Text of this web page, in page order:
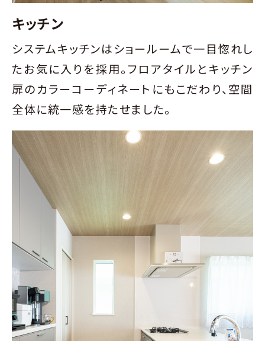
キッチン
システムキッチンはショールームで一目惚れし
たお気に入りを採用。フロアタイルとキッチン
扉のカラーコーディネートにもこだわり、空間
全体に統一感を持たせました。